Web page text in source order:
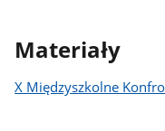
Materiały
X Międzyszkolne